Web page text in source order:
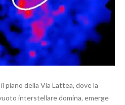
piano della Via Lattea, dove la
interstellare domina, emerge